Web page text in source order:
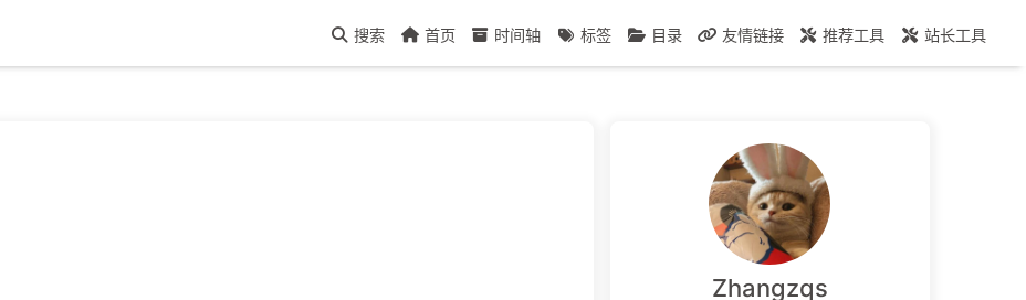
搜索 首页 时间轴 标签 目录 友情链接 推荐工具 站长工具
Zhangzqs